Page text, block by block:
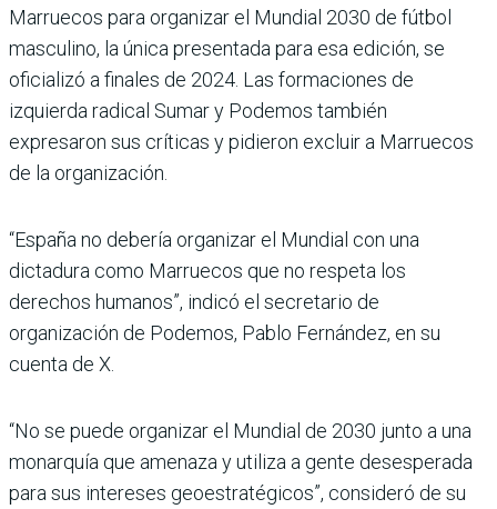
Marruecos para organizar el Mundial 2030 de fútbol
masculino, la única presentada para esa edición, se
oficializó a finales de 2024. Las formaciones de
izquierda radical Sumar y Podemos también
expresaron sus críticas y pidieron excluir a Marruecos
de la organización.
“España no debería organizar el Mundial con una
dictadura como Marruecos que no respeta los
derechos humanos”, indicó el secretario de
organización de Podemos, Pablo Fernández, en su
cuenta de X.
“No se puede organizar el Mundial de 2030 junto a una
monarquía que amenaza y utiliza a gente desesperada
para sus intereses geoestratégicos”, consideró de su